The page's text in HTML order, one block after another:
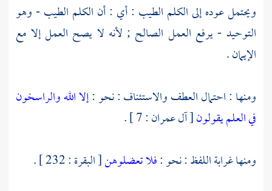
ويحتمل عوده إلى الكلم الطيب : أي : أن الكلم الطيب - وهو
التوحيد - يرفع العمل الصالح ; لأنه لا يصح العمل إلا مع
الإيمان .
ومنها : احتمال العطف والاستئناف : نحو :إلا الله والراسخون
في العلم يقولون[ آل عمران : 7 ] .
ومنها غرابة اللفظ : نحو :فلا تعضلوهن[ البقرة : 232 ] .